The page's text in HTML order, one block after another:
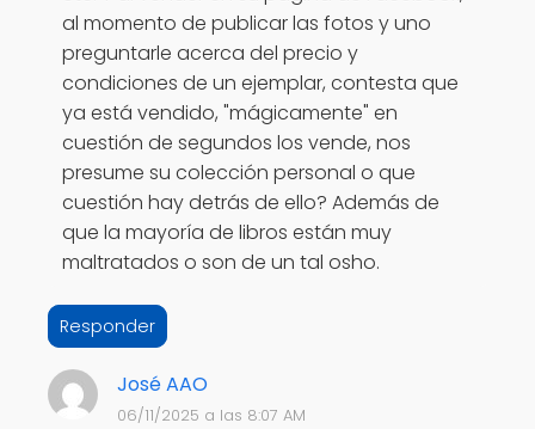
al momento de publicar las fotos y uno
preguntarle acerca del precio y
condiciones de un ejemplar, contesta que
ya está vendido, "mágicamente" en
cuestión de segundos los vende, nos
presume su colección personal o que
cuestión hay detrás de ello? Además de
que la mayoría de libros están muy
maltratados o son de un tal osho.
Responder
José AAO
06/11/2025 a las 8:07 AM